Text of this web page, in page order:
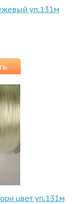
уп.131м
цвет уп.131м